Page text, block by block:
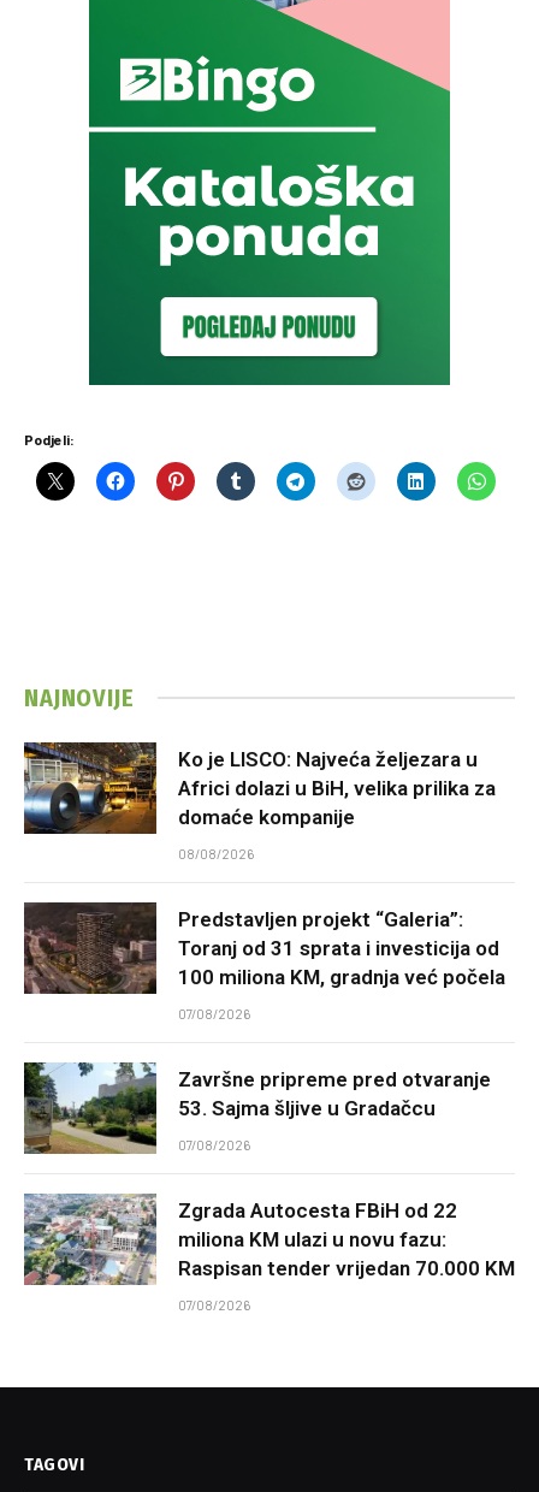
Podjeli:
NAJNOVIJE
Ko je LISCO: Najveća željezara u
Africi dolazi u BiH, velika prilika za
domaće kompanije
08/08/2026
Predstavljen projekt “Galeria”:
Toranj od 31 sprata i investicija od
100 miliona KM, gradnja već počela
07/08/2026
Završne pripreme pred otvaranje
53. Sajma šljive u Gradačcu
07/08/2026
Zgrada Autocesta FBiH od 22
miliona KM ulazi u novu fazu:
Raspisan tender vrijedan 70.000 KM
07/08/2026
TAGOVI